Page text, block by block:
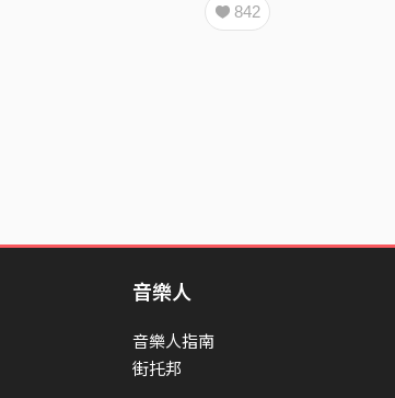
842
音樂人
音樂人指南
街托邦